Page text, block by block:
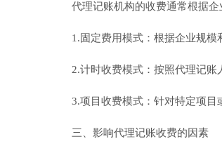
代理记账机构的收费通常根据
1.固定费用模式：根据企业规模
2.计时收费模式：按照代理记账
3.项目收费模式：针对特定项目
三、影响代理记账收费的因素